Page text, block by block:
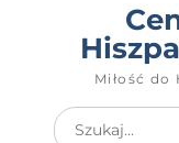
Miłość